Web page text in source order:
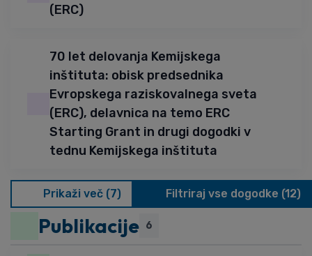
(ERC)
70 let delovanja Kemijskega
inštituta: obisk predsednika
Evropskega raziskovalnega sveta
(ERC), delavnica na temo ERC
Starting Grant in drugi dogodki v
tednu Kemijskega inštituta
Prikaži več (7) Filtriraj vse dogodke (12)
Publikacije 6